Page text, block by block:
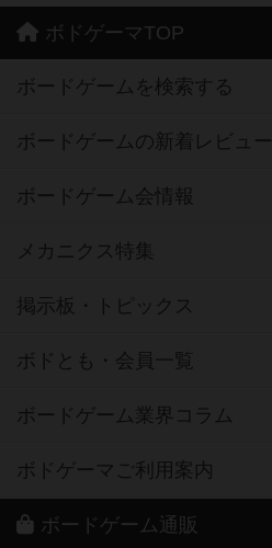
ボドゲーマTOP
ボードゲームを検索する
ボードゲームの新着レビュー
ボードゲーム会情報
メカニクス特集
掲示板・トピックス
ボドとも・会員一覧
ボードゲーム業界コラム
ボドゲーマご利用案内
ボードゲーム通販